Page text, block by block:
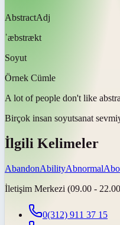
AbstractAdj
ˈæbstrækt
Soyut
Örnek Cümle
A lot of people don't like
Birçok insan soyutsanat
İlgili Kelimeler
AbandonAbilityAbnormal
İletişim Merkezi (09.00 -
0(312) 911 37 15